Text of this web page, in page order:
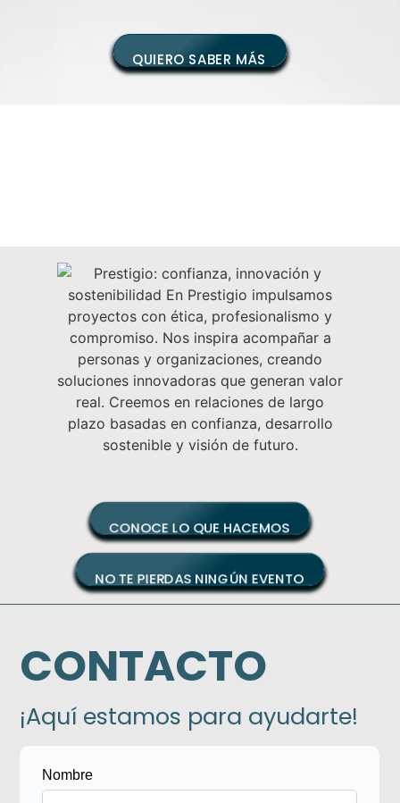
QUIERO SABER MÁS
CONOCE LO QUE HACEMOS
NO TE PIERDAS NINGÚN EVENTO
CONTACTO
¡Aquí estamos para ayudarte!